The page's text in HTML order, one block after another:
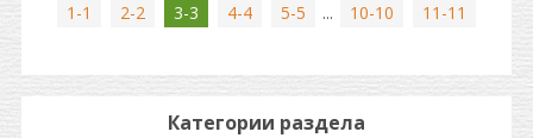
1-1 2-2 3-3 4-4 5-5 ... 10-10 11-11
Категории раздела